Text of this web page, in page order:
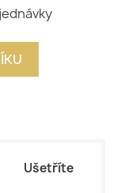
Ušetříte